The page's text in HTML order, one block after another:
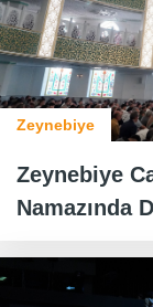
Zeynebiye
Zeynebiye
Namazında